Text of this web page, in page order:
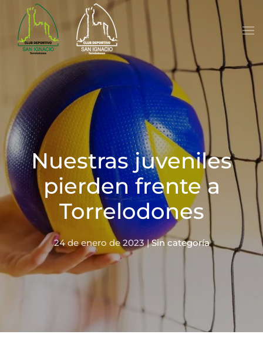
Skip to main content
Nuestras juveniles
pierden frente a
Torrelodones
24 de enero de 2023|Sin categoría